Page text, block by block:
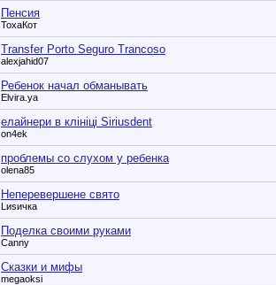
Пенсия
ТохаКот
Transfer Porto Seguro Trancoso
alexjahid07
Ребенок начал обманывать
Elvira.ya
елайнери в клініці Siriusdent
on4ek
проблемы со слухом у ребенка
olena85
Неперевершене свято
Lиsичка
Поделка своими руками
Canny
Сказки и мифы
megaoksi